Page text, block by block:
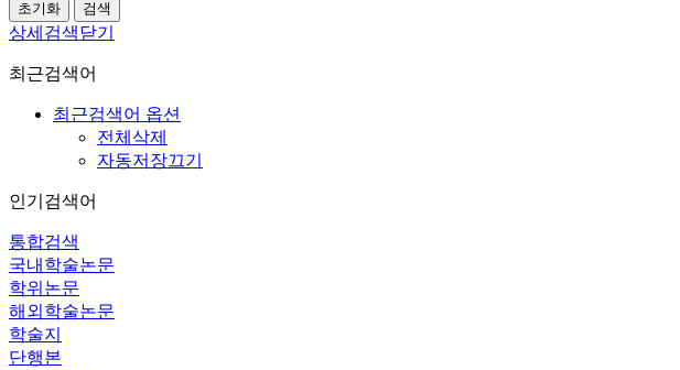
상세검색닫기
최근검색어
최근검색어 옵션
전체삭제
자동저장끄기
인기검색어
통합검색
국내학술논문
학위논문
해외학술논문
학술지
단행본